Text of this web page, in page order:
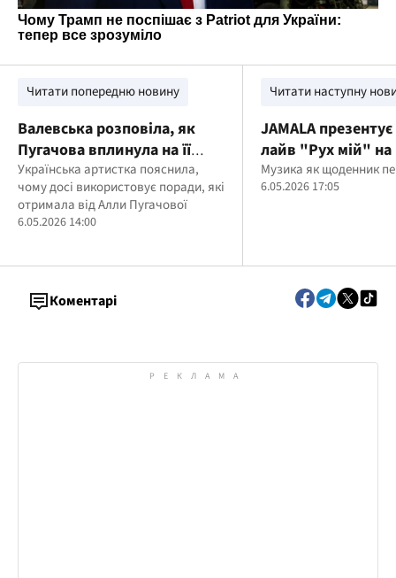
Читати попередню новину
Валевська розповіла, як
Пугачова вплинула на її
кар’єру
Українська артистка пояснила,
чому досі використовує поради, які
отримала від Алли Пугачової
6.05.2026 14:00
Читати наступну
JAMALA
лайв "Рух мій" на
до місяця
ментальне
Музика як щоденник
6.05.2026 17:05
Коментарі